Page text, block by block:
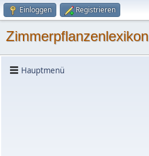
Einloggen Registrieren
Zimmerpflanzenlexikon
Hauptmenü